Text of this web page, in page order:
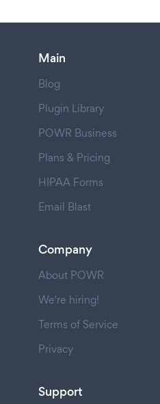
Main
Blog
Plugin Library
POWR Business
Plans & Pricing
HIPAA Forms
Email Blast
Company
About POWR
We're hiring!
Terms of Service
Privacy
Support